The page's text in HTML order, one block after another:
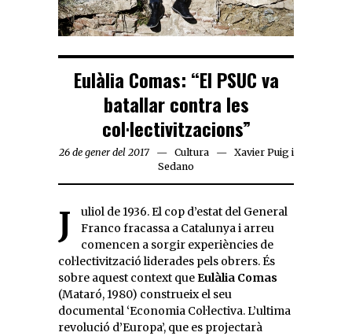
Eulàlia Comas: “El PSUC va
batallar contra les
col·lectivitzacions”
26 de gener del 2017 Cultura
Xavier Puig i
Sedano
Juliol de 1936. El cop d’estat del General
Franco fracassa a Catalunya i arreu
comencen a sorgir experiències de
col·lectivització liderades pels obrers. És
sobre aquest context queEulàlia Comas
(Mataró, 1980) construeix el seu
documental ‘Economia Col·lectiva. L’ultima
revolució d’Europa’, que es projectarà